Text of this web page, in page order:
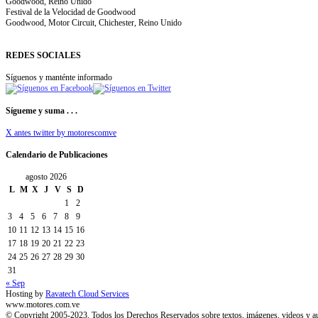
Festival de la Velocidad de Goodwood
Goodwood, Motor Circuit, Chichester, Reino Unido
REDES SOCIALES
Síguenos y manténte informado
Sígueme y suma . . .
X antes twitter by motorescomve
Calendario de Publicaciones
agosto 2026
L M X J V S
D
1
2
3
4 5 6 7 8
9
10 11 12 13 14 15 16
17 18 19 20 21 22 23
24 25 26 27 28 29 30
31
« Sep
Hosting by Ravatech Cloud Services
www.motores.com.ve
© Copyright 2005-2023, Todos los Derechos Reservados sobre textos, imágenes, videos y